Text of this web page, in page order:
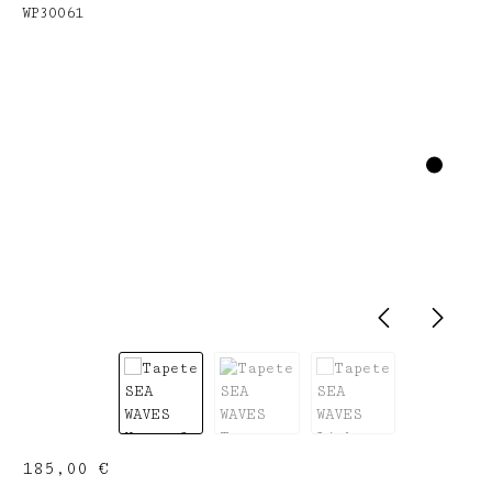
Regulärer Preis:
185,00 €